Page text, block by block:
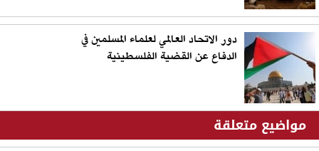
دور الاتحاد العالمي لعلماء المسلمين في
الدفاع عن القضية الفلسطينية
مواضيع متعلقة